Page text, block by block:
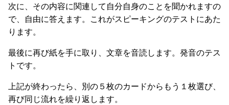
次に、その内容に関連して自分自身のことを聞かれますの
で、自由に答えます。これがスピーキングのテストにあた
ります。
最後に再び紙を手に取り、文章を音読します。発音のテス
トです。
上記が終わったら、別の５枚のカードからもう１枚選び、
再び同じ流れを繰り返します。